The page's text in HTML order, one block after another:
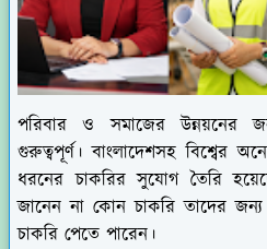
পরিবার ও সমাজের উন্নয়নের
গুরুত্বপূর্ণ। বাংলাদেশসহ বিশ্বের
ধরনের চাকরির সুযোগ তৈরি
জানেন না কোন চাকরি তাদের
চাকরি পেতে পারেন।